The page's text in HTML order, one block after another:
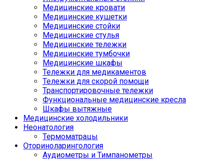
Медицинские кровати
Медицинские кушетки
Медицинские стойки
Медицинские стулья
Медицинские тележки
Медицинские тумбочки
Медицинские шкафы
Тележки для медикаментов
Тележки для скорой помощи
Транспортировочные тележки
Функциональные медицинские кресла
Шкафы вытяжные
Медицинские холодильники
Неонатология
Термоматрацы
Оториноларингология
Аудиометры и Тимпанометры